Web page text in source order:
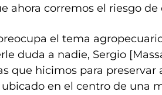
ahora corremos el riesgo de
el tema
duda a nadie, Sergio
que hicimos para preservar
en el centro de una